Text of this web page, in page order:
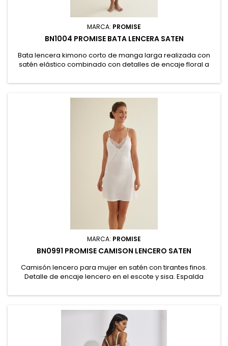
MARCA: PROMISE
BN1004 PROMISE BATA LENCERA SATEN
Bata lencera kimono corto de manga larga realizada con
satén elástico combinado con detalles de encaje floral a
Presentación en caja. 96% Poliéster, 4% Elastano
MARCA: PROMISE
BN0991 PROMISE CAMISON LENCERO SATEN
Camisón lencero para mujer en satén con tirantes finos.
Detalle de encaje lencero en el escote y sisa. Espalda
caja. 96% Poliéster, 4% Elastano